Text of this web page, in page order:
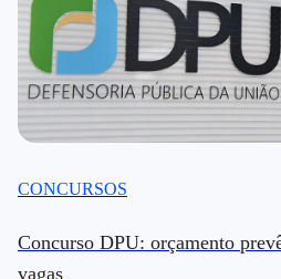
CONCURSOS
Concurso DPU: orçamento
vagas